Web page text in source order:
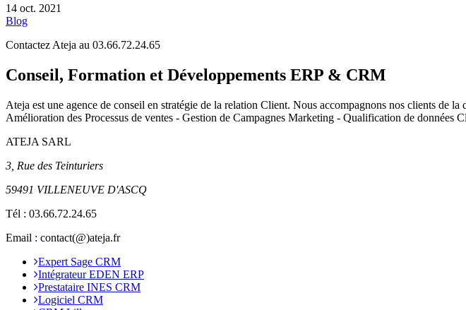
14 oct. 2021
Blog
Contactez Ateja au 03.66.72.24.65
Conseil, Formation et Développements ERP & CRM
Ateja est une agence de conseil en stratégie de la relation Client. Nous accompagnons nos clients de
Amélioration des Processus de ventes - Gestion de Campagnes Marketing - Qualification de données
ATEJA SARL
3, Rue des Teinturiers
59491 VILLENEUVE D'ASCQ
Tél : 03.66.72.24.65
Email : contact(@)ateja.fr
Expert Sage CRM
Intégrateur EDEN ERP
Prestataire INES CRM
Logiciel CRM